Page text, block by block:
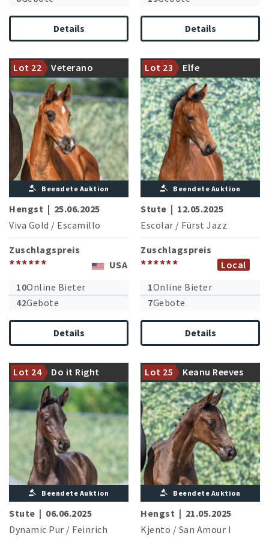
Details Details
Lot 22 Veterano
Großmutter ist Halbschwester
zum Bundeschampion Fynch
Hatton
Beendete Auktion
Hengst | 25.06.2025
Viva Gold / Escamillo
Zuschlagspreis
******
USA
10Online Bieter
42Gebote
Details
Lot 23 Elfe
Mutterstamm der
Europameisterin der
ländlichen
Vielseitigkeitsreiter Florenz
(F.Feldmann/GER)
Beendete Auktion
Stute | 12.05.2025
Escolar / Fürst Jazz
Zuschlagspreis
******
Local
1Online Bieter
7Gebote
Details
Lot 24 Do it Right
Mutterstamm des einstigen
Mannschaftseuropameisters
der Jungen Reiter Sam
(B.Werndl/GER)
Beendete Auktion
Stute | 06.06.2025
Dynamic Pur / Feinrich
Lot 25 Keanu Reeves
Halbbruder zu den
Spitzenfohlen Glamourös (FA
WW'22/85.000 €) und
Glamour Star (FA
WW'23/67.000 €)
Beendete Auktion
Hengst | 21.05.2025
Kjento / San Amour I